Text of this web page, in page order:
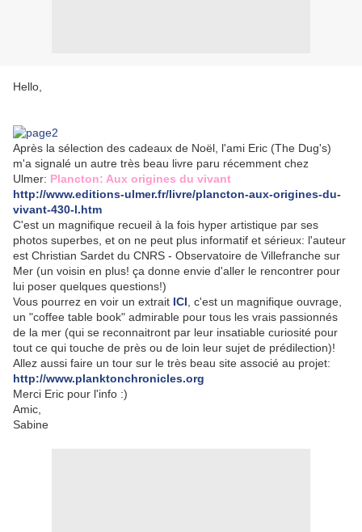
Hello,
Après la sélection des cadeaux de Noël, l'ami Eric (The Dug's)
m'a signalé un autre très beau livre paru récemment chez
Ulmer: Plancton: Aux origines du vivant
http://www.editions-ulmer.fr/livre/plancton-aux-origines-du-
vivant-430-l.htm
C'est un magnifique recueil à la fois hyper artistique par ses
photos superbes, et on ne peut plus informatif et sérieux: l'auteur
est Christian Sardet du CNRS - Observatoire de Villefranche sur
Mer (un voisin en plus! ça donne envie d'aller le rencontrer pour
lui poser quelques questions!)
Vous pourrez en voir un extrait ICI , c'est un magnifique ouvrage,
un "coffee table book" admirable pour tous les vrais passionnés
de la mer (qui se reconnaitront par leur insatiable curiosité pour
tout ce qui touche de près ou de loin leur sujet de prédilection)!
Allez aussi faire un tour sur le très beau site associé au projet:
http://www.planktonchronicles.org
Merci Eric pour l'info :)
Amic,
Sabine